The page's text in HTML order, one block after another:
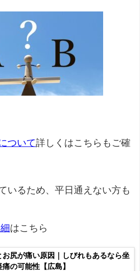
ついて詳しくはこちらもご確
いるため、平日通えない方も
はこちら
お尻が痛い原因｜しびれもあるなら坐
痛の可能性【広島】